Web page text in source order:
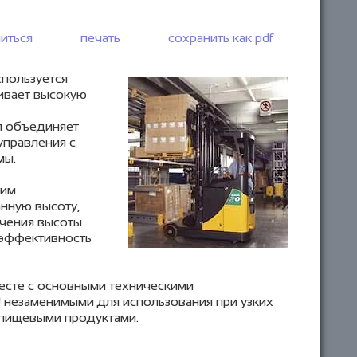
печать сохранить как pdf
высокую
объединяет
с
высоту,
высоты
с основными техническими
для использования при узких
продуктами.